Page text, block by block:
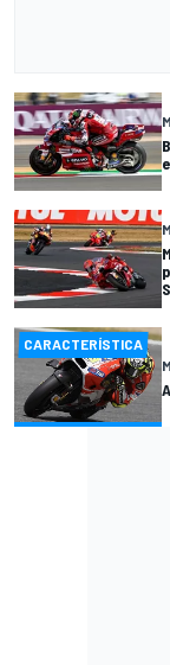
CARACTERÍSTICA